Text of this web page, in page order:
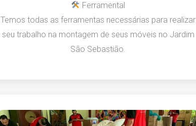
Ferramental
Temos todas as ferramentas necessárias para realizar
seu trabalho na montagem de seus móveis no Jardim
São Sebastião.